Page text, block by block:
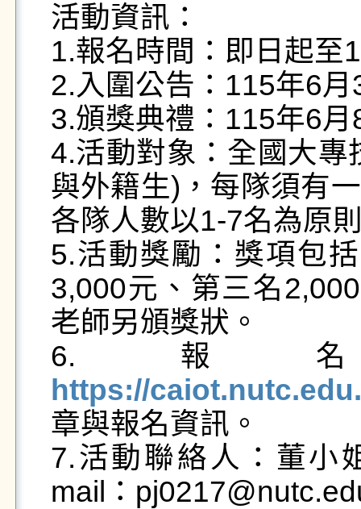
活動資訊：
1.報名時間：即日起至
2.入圍公告：115年6
3.頒獎典禮：115年6
4.活動對象：全國大
與外籍生)，每隊須有
各隊人數以1-7名為原
5.活動獎勵：獎項包
3,000元、第三名
老師另頒獎狀。
6.報
https://
章與報名資訊。
7.活動聯絡人：董小
mail：